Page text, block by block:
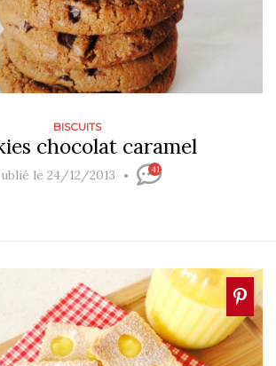
BISCUITS
chocolat caramel
le 24/12/2013 41